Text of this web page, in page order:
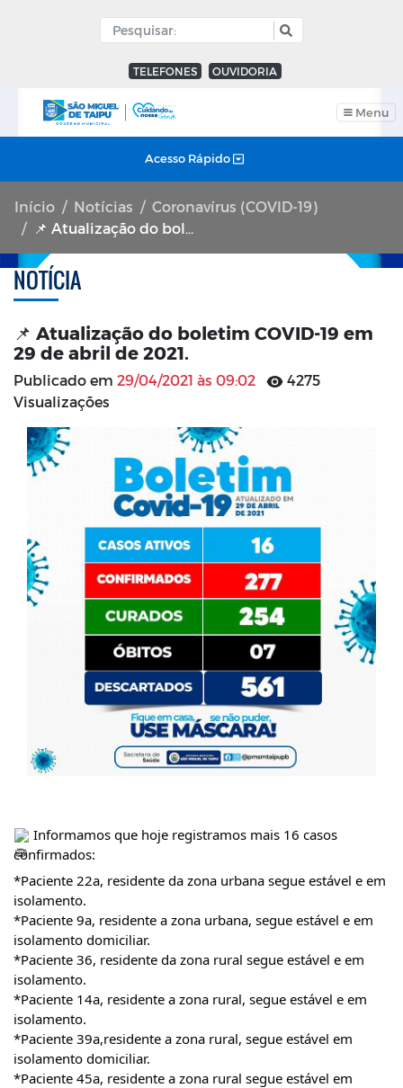
TELEFONES OUVIDORIA
Menu
Acesso Rápido
Início Notícias
Coronavírus (COVID-19)
📌 Atualização do boletim COVID-19 em 29 de abril de 2021.
NOTÍCIA
📌 Atualização do boletim COVID-19 em
29 de abril de 2021.
Publicado em 29/04/2021 às 09:02
4275
Visualizações
Informamos que hoje registramos mais 16 casos
confirmados:
*Paciente 22a, residente da zona urbana segue estável e em
isolamento.
*Paciente 9a, residente a zona urbana, segue estável e em
isolamento domiciliar.
*Paciente 36, residente da zona rural segue estável e em
isolamento.
*Paciente 14a, residente a zona rural, segue estável e em
isolamento.
*Paciente 39a,residente a zona rural, segue estável em
isolamento domiciliar.
*Paciente 45a, residente a zona rural segue estável em